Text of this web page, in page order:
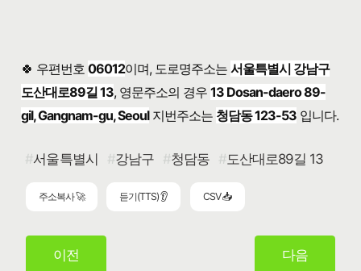
🍀 우편번호 06012이며, 도로명주소는서울특별시 강남구
도산대로89길 13, 영문주소의 경우13 Dosan-daero 89-
gil, Gangnam-gu, Seoul지번주소는 청담동 123-53 입니다.
서울특별시 강남구 청담동 도산대로89길 13
주소복사 🚀 듣기(TTS) 👂 CSV 📥
이전 다음